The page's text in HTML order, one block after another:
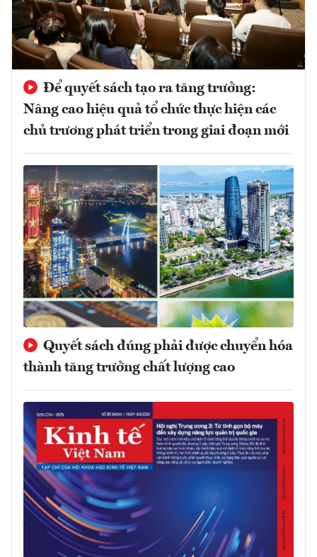
Để quyết sách tạo ra tăng trưởng:
Nâng cao hiệu quả tổ chức thực hiện các
chủ trương phát triển trong giai đoạn mới
Quyết sách đúng phải được chuyển hóa
thành tăng trưởng chất lượng cao